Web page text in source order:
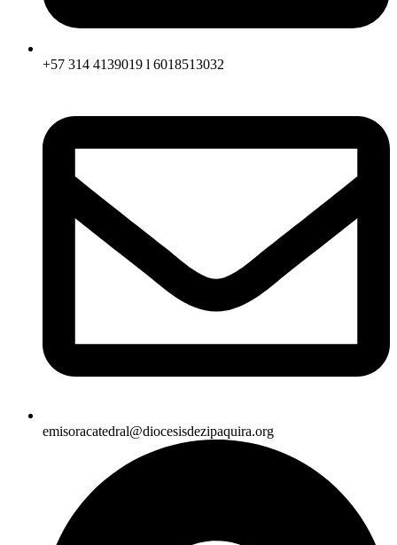
+57 314 4139019 l 6018513032
emisoracatedral@diocesisdezipaquira.org